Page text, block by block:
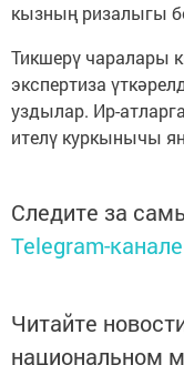
кызның ризалыгы
Тикшерү чаралары
экспертиза
уздылар. Ир-
ителү куркынычы
Следите за
Telegram-канале
Читайте
национальном